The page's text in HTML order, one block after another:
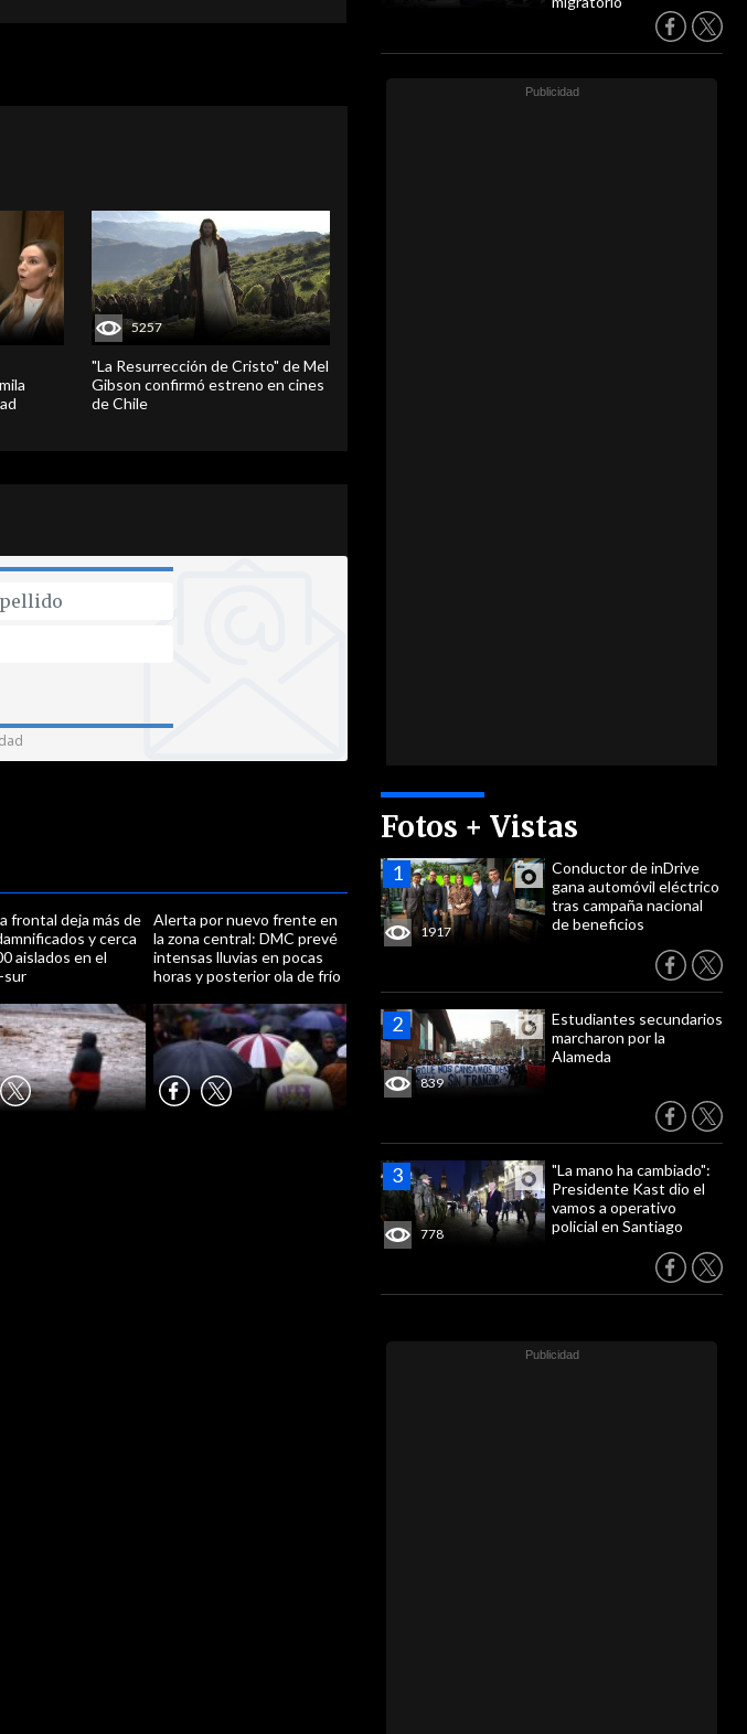
Fotos + Vistas
1917
Conductor de inDrive
gana automóvil eléctrico
tras campaña nacional
de beneficios
839
Estudiantes secundarios
marcharon por la
Alameda
778
"La mano ha cambiado":
Presidente Kast dio el
vamos a operativo
policial en Santiago
5257
"La Resurrección de Cristo" de Mel
Gibson confirmó estreno en cines
de Chile
frontal deja más de
y cerca
aislados en el
sur
Alerta por nuevo frente en
la zona central: DMC prevé
intensas lluvias en pocas
horas y posterior ola de frío